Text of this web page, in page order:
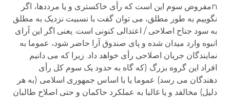
nمفروض سوم این است که رأی خاکستری و یا مرددها، اگر
نگوییم به طور مطلق، می توان گفت با نسبیت نزدیک به مطلق
به سود جناح اصلاحی / اعتدالی کنونی است. یعنی اگر این آرای
انبوه وارد میدان شده و پای صندوق آرا حاضر شود، عموما به
نمایندگان جریان اصلاحی رأی خواهد داد. زیرا که می دانیم
افراد این گروه بزرگ (که گاه به حدود یک سوم کل رأی
دهندگان می رسد) عموما یا با اساس جمهوری اسلامی (به هر
دلیل) مخالفد و یا غالبا به عملکرد حاکمان و حتی اصلاح طالبان